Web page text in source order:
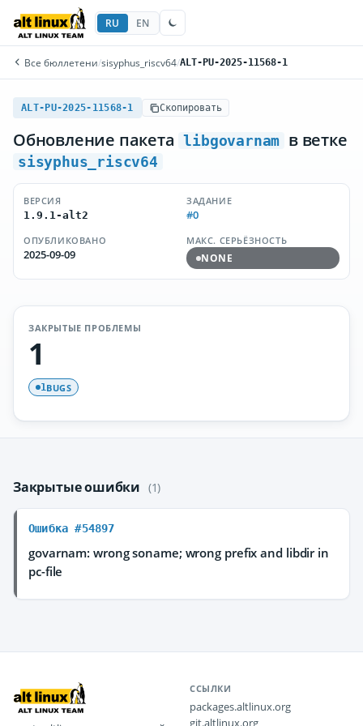
RU EN
Все бюллетени/sisyphus_riscv64/ALT-PU-2025-11568-1
ALT-PU-2025-11568-1 Скопировать
Обновление пакета libgovarnam в ветке
sisyphus_riscv64
ВЕРСИЯ
1.9.1-alt2
ЗАДАНИЕ
#0
ОПУБЛИКОВАНО
2025-09-09
МАКС. СЕРЬЁЗНОСТЬ
NONE
ЗАКРЫТЫЕ ПРОБЛЕМЫ
1
1BUGS
Закрытые ошибки (1)
Ошибка #54897
govarnam: wrong soname; wrong prefix and libdir in
pc-file
ССЫЛКИ
packages.altlinux.org
git.altlinux.org